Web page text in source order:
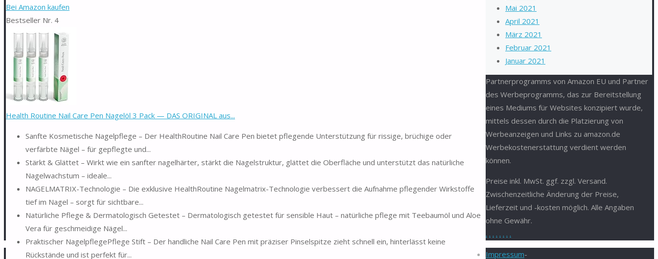
Bei Amazon kaufen
Bestseller Nr. 4
Health Routine Nail Care Pen Nagelöl 3 Pack — DAS ORIGINAL aus...
Sanfte Kosmetische Nagelpflege – Der HealthRoutine Nail Care Pen bietet pflegende Unterstützung für rissige, brüchige oder
verfärbte Nägel – für gepflegte und...
Stärkt & Glättet – Wirkt wie ein sanfter nagelhärter, stärkt die Nagelstruktur, glättet die Oberfläche und unterstützt das natürliche
Nagelwachstum – ideale...
NAGELMATRIX-Technologie – Die exklusive HealthRoutine Nagelmatrix-Technologie verbessert die Aufnahme pflegender Wirkstoffe
tief im Nagel – sorgt für sichtbare...
Natürliche Pflege & Dermatologisch Getestet – Dermatologisch getestet für sensible Haut – natürliche pflege mit Teebaumöl und Aloe
Vera für geschmeidige Nägel...
Praktischer NagelpflegePflege Stift – Der handliche Nail Care Pen mit präziser Pinselspitze zieht schnell ein, hinterlässt keine
Rückstände und ist perfekt für...
Mai 2021
April 2021
März 2021
Februar 2021
Januar 2021
Partnerprogramms von Amazon EU und Partner
des Werbeprogramms, das zur Bereitstellung
eines Mediums für Websites konzipiert wurde,
mittels dessen durch die Platzierung von
Werbeanzeigen und Links zu amazon.de
Werbekostenerstattung verdient werden
können.
Preise inkl. MwSt. ggf. zzgl. Versand.
Zwischenzeitliche Änderung der Preise,
Lieferzeit und -kosten möglich. Alle Angaben
ohne Gewähr.
. . . . . . . .
Impressum-